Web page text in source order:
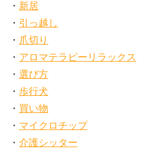
新居
引っ越し
爪切り
アロマテラピーリラックス
選び方
歩行犬
買い物
マイクロチップ
介護シッター